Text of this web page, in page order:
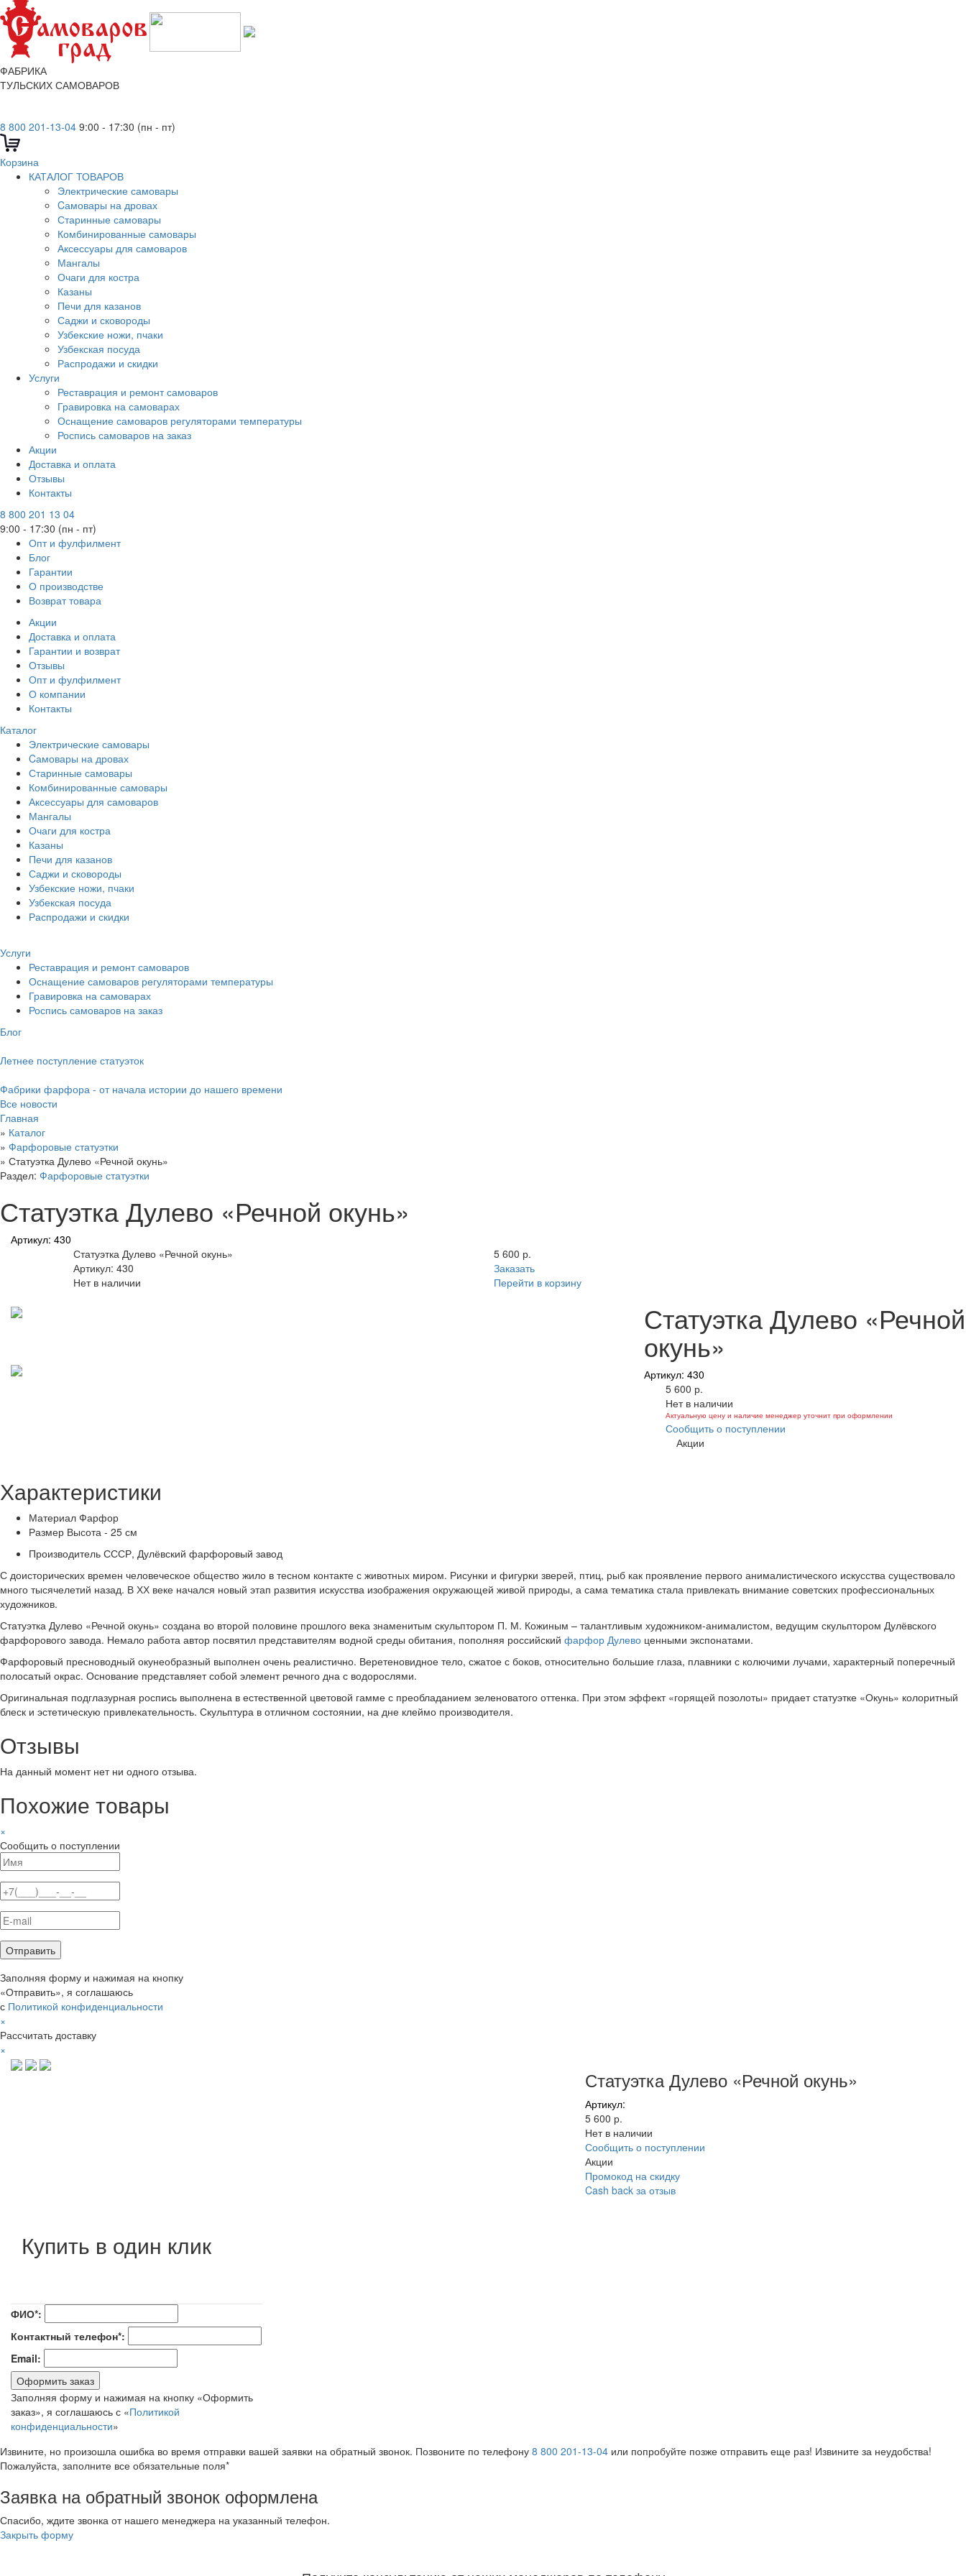
ФАБРИКА
ТУЛЬСКИХ САМОВАРОВ
8 800 201-13-04 9:00 - 17:30 (пн - пт)
Корзина
КАТАЛОГ ТОВАРОВ
Электрические самовары
Cамовары на дровах
Старинные самовары
Комбинированные самовары
Аксессуары для самоваров
Мангалы
Очаги для костра
Казаны
Печи для казанов
Саджи и сковороды
Узбекские ножи, пчаки
Узбекская посуда
Распродажи и скидки
Услуги
Реставрация и ремонт самоваров
Гравировка на самоварах
Оснащение самоваров регуляторами температуры
Роспись самоваров на заказ
Акции
Доставка и оплата
Отзывы
Контакты
8 800 201 13 04
9:00 - 17:30 (пн - пт)
Опт и фулфилмент
Блог
Гарантии
О производстве
Возврат товара
Акции
Доставка и оплата
Гарантии и возврат
Отзывы
Опт и фулфилмент
О компании
Контакты
Каталог
Электрические самовары
Cамовары на дровах
Старинные самовары
Комбинированные самовары
Аксессуары для самоваров
Мангалы
Очаги для костра
Казаны
Печи для казанов
Саджи и сковороды
Узбекские ножи, пчаки
Узбекская посуда
Распродажи и скидки
Услуги
Реставрация и ремонт самоваров
Оснащение самоваров регуляторами температуры
Гравировка на самоварах
Роспись самоваров на заказ
Блог
Летнее поступление статуэток
Фабрики фарфора - от начала истории до нашего времени
Все новости
Главная
» Каталог
» Фарфоровые статуэтки
» Статуэтка Дулево «Речной окунь»
Раздел: Фарфоровые статуэтки
Статуэтка Дулево «Речной окунь»
Артикул: 430
Статуэтка Дулево «Речной окунь»
Артикул: 430
Нет в наличии
5 600 р.
Заказать
Перейти в корзину
Статуэтка Дулево «Речной
окунь»
Артикул: 430
5 600 р.
Нет в наличии
Актуальную цену и наличие менеджер уточнит при оформлении
Сообщить о поступлении
Акции
Характеристики
Материал Фарфор
Размер Высота - 25 см
Производитель СССР, Дулёвский фарфоровый завод
С доисторических времен человеческое общество жило в тесном контакте с животных миром. Рисунки и фигурки зверей, птиц, рыб как проявление первого анималистического искусства существовало
много тысячелетий назад. В ХХ веке начался новый этап развития искусства изображения окружающей живой природы, а сама тематика стала привлекать внимание советских профессиональных
художников.
Статуэтка Дулево «Речной окунь» создана во второй половине прошлого века знаменитым скульптором П. М. Кожиным – талантливым художником-анималистом, ведущим скульптором Дулёвского
фарфорового завода. Немало работа автор посвятил представителям водной среды обитания, пополняя российский фарфор Дулево ценными экспонатами.
Фарфоровый пресноводный окунеобразный выполнен очень реалистично. Веретеновидное тело, сжатое с боков, относительно большие глаза, плавники с колючими лучами, характерный поперечный
полосатый окрас. Основание представляет собой элемент речного дна с водорослями.
Оригинальная подглазурная роспись выполнена в естественной цветовой гамме с преобладанием зеленоватого оттенка. При этом эффект «горящей позолоты» придает статуэтке «Окунь» колоритный
блеск и эстетическую привлекательность. Скульптура в отличном состоянии, на дне клеймо производителя.
Отзывы
На данный момент нет ни одного отзыва.
Похожие товары
×
Сообщить о поступлении
Заполняя форму и нажимая на кнопку
«Отправить», я соглашаюсь
с Политикой конфиденциальности
×
Рассчитать доставку
×
Статуэтка Дулево «Речной окунь»
Артикул:
5 600 р.
Нет в наличии
Сообщить о поступлении
Акции
Промокод на скидку
Cash back за отзыв
Купить в один клик
ФИО*:
Контактный телефон*:
Email:
Оформить заказ
Заполняя форму и нажимая на кнопку «Оформить
заказ», я соглашаюсь с «Политикой
конфиденциальности»
Извините, но произошла ошибка во время отправки вашей заявки на обратный звонок. Позвоните по телефону 8 800 201-13-04 или попробуйте позже отправить еще раз! Извините за неудобства!
Пожалуйста, заполните все обязательные поля*
Заявка на обратный звонок оформлена
Спасибо, ждите звонка от нашего менеджера на указанный телефон.
Закрыть форму